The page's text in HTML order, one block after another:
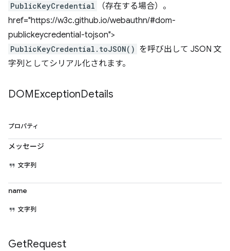
PublicKeyCredential
（存在する場合）。
href="https://w3c.github.io/webauthn/#dom-
publickeycredential-tojson">
PublicKeyCredential.toJSON() を呼び出して JSON 文
字列としてシリアル化されます。
DOMExceptionDetails
プロパティ
メッセージ
文字列
name
文字列
GetRequest